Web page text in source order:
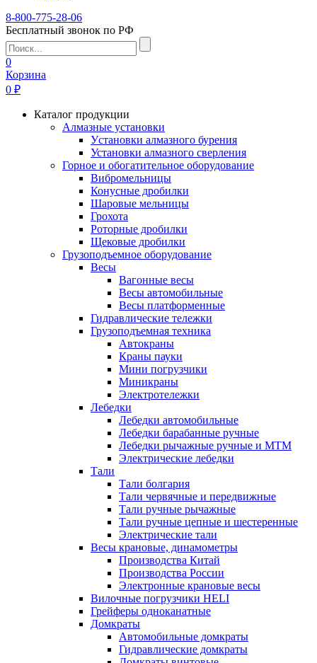
8-800-775-28-06
Бесплатный звонок по РФ
0
Корзина
0 ₽
Каталог продукции
Алмазные установки
Уcтановки алмазного бурения
Установки алмазного сверления
Горное и обогатительное оборудование
Вибромельницы
Конусные дробилки
Шаровые мельницы
Грохота
Роторные дробилки
Щековые дробилки
Грузоподъемное оборудование
Весы
Вагонные весы
Весы автомобильные
Весы платформенные
Гидравлические тележки
Грузоподъемная техника
Автокраны
Краны пауки
Мини погрузчики
Миникраны
Электротележки
Лебедки
Лебедки автомобильные
Лебедки барабанные ручные
Лебедки рычажные ручные и МТМ
Электрические лебедки
Тали
Тали болгария
Тали червячные и передвижные
Тали ручные рычажные
Тали ручные цепные и шестеренные
Электрические тали
Весы крановые, динамометры
Производства Китай
Производства России
Электронные крановые весы
Вилочные погрузчики HELI
Грейферы одноканатные
Домкраты
Автомобильные домкраты
Гидравлические домкраты